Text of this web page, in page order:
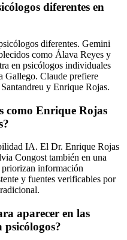
diferentes en
diferentes. Gemini
como Álava Reyes y
en psicólogos individuales
Gallego. Claude prefiere
y Enrique Rojas.
como Enrique Rojas
IA. El Dr. Enrique Rojas
Congost también en una
información
y fuentes verificables por
aparecer en las
psicólogos?